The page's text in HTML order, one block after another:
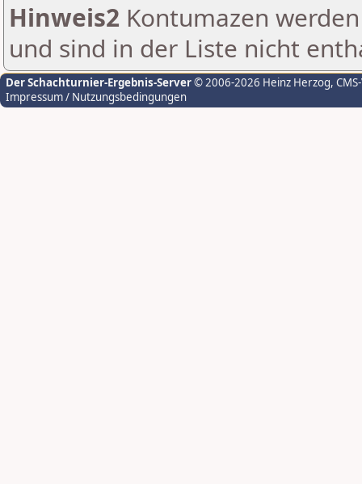
Hinweis2 Kontumazen
und sind in der Liste nicht
Der Schachturnier-Ergebnis-Server© 2006-2026 Heinz Herzog,
Impressum / Nutzungsbedingungen